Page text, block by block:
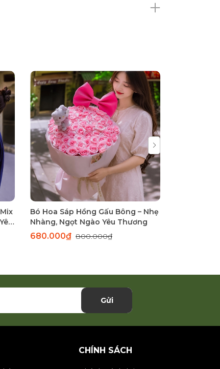
Bó Hoa Sáp Hồng Gấu Bông – Nhẹ
Nhàng, Ngọt Ngào Yêu Thương
680.000₫ 800.000₫
Gửi
CHÍNH SÁCH